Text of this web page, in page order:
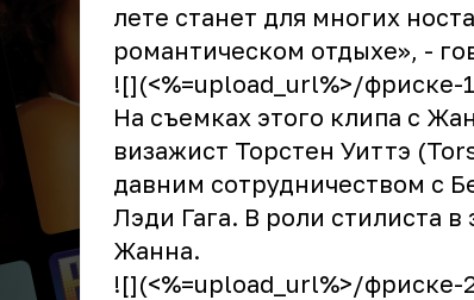
лете станет для многих
романтическом отдыхе», -
![](<%=upload_url%>/фриске-
На съемках этого клипа с
визажист Торстен Уиттэ
давним сотрудничеством с
Лэди Гага. В роли стилиста в
Жанна.
![](<%=upload_url%>/фриске-